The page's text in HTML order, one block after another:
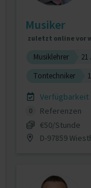
Musiker
zuletzt online vor
Musiklehrer 21
Tontechniker
Verfügbarkeit
0
Referenzen
€50/Stunde
D-97859